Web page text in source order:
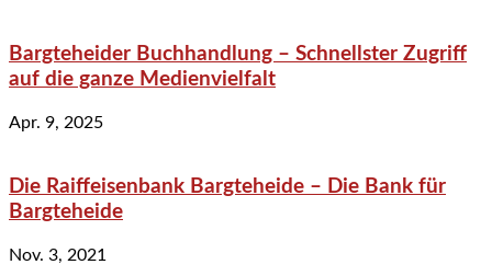
Bargteheider Buchhandlung – Schnellster Zugriff
auf die ganze Medienvielfalt
Apr. 9, 2025
Die Raiffeisenbank Bargteheide – Die Bank für
Bargteheide
Nov. 3, 2021